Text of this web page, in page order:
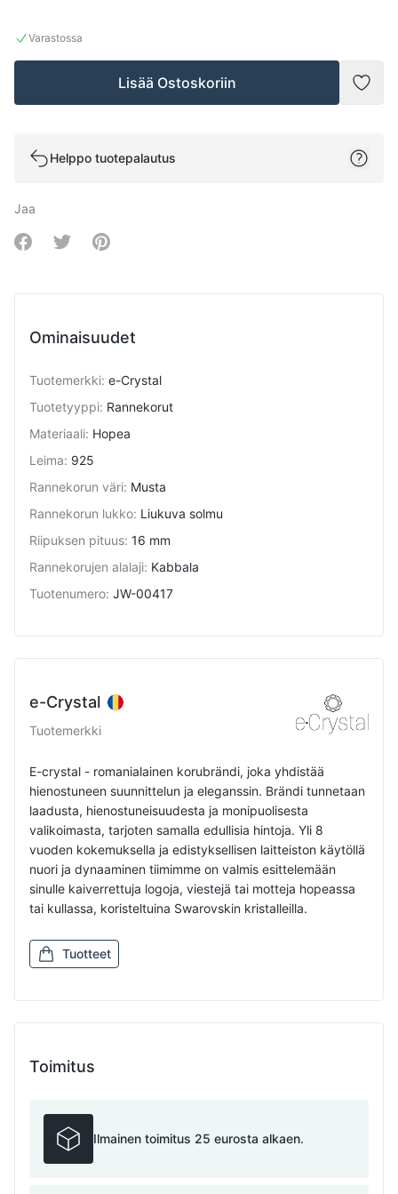
Varastossa
Lisää Ostoskoriin
Helppo tuotepalautus
Jaa
Share on Facebook
Share on Twitter
Share on Pinterest
Ominaisuudet
Tuotemerkki: e-Crystal
Tuotetyyppi: Rannekorut
Materiaali: Hopea
Leima: 925
Rannekorun väri: Musta
Rannekorun lukko: Liukuva solmu
Riipuksen pituus: 16 mm
Rannekorujen alalaji: Kabbala
Tuotenumero: JW-00417
e-Crystal
Tuotemerkki
E-crystal - romanialainen korubrändi, joka yhdistää
hienostuneen suunnittelun ja eleganssin. Brändi tunnetaan
laadusta, hienostuneisuudesta ja monipuolisesta
valikoimasta, tarjoten samalla edullisia hintoja. Yli 8
vuoden kokemuksella ja edistyksellisen laitteiston käytöllä
nuori ja dynaaminen tiimimme on valmis esittelemään
sinulle kaiverrettuja logoja, viestejä tai motteja hopeassa
tai kullassa, koristeltuina Swarovskin kristalleilla.
Tuotteet
Toimitus
Ilmainen toimitus 25 eurosta alkaen.